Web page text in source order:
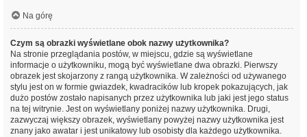
Na górę
Czym są obrazki wyświetlane obok nazwy użytkownika?
Na stronie przeglądania postów, w miejscu, gdzie są wyświetlane
informacje o użytkowniku, mogą być wyświetlane dwa obrazki. Pierwszy
obrazek jest skojarzony z rangą użytkownika. W zależności od używanego
stylu jest on w formie gwiazdek, kwadracików lub kropek pokazujących, jak
dużo postów zostało napisanych przez użytkownika lub jaki jest jego status
na tej witrynie. Jest on wyświetlany poniżej nazwy użytkownika. Drugi,
zazwyczaj większy obrazek, wyświetlany powyżej nazwy użytkownika jest
znany jako awatar i jest unikatowy lub osobisty dla każdego użytkownika.